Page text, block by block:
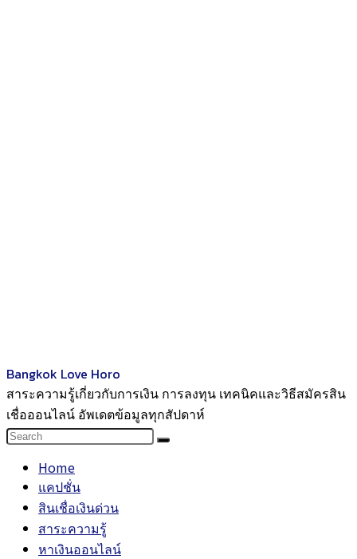
Bangkok Love Horo
สาระความรู้เกี่ยวกับการเงิน การลงทุน เทคนิคและวิธีสมัครสิน
เชื่อออนไลน์ อัพเดตข้อมูลทุกสัปดาห์
Home
แคปชั่น
สินเชื่อเงินด่วน
สาระความรู้
หาเงินออนไลน์